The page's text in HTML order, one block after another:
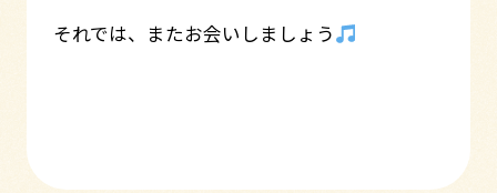
それでは、またお会いしましょう